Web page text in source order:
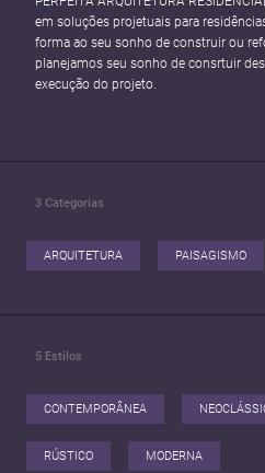
em soluções projetuais para
forma ao seu sonho de construir ou
planejamos seu sonho de consrtuir
execução do projeto.
3 Categorias
ARQUITETURA PAISAGISMO
5 Estilos
CONTEMPORÂNEA
RÚSTICO MODERNA